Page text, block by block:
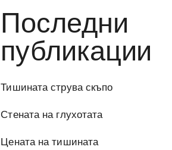
Последни
публикации
Тишината струва скъпо
Стената на глухотата
Цената на тишината